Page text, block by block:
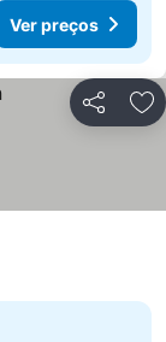
Ver preços
Partilhar